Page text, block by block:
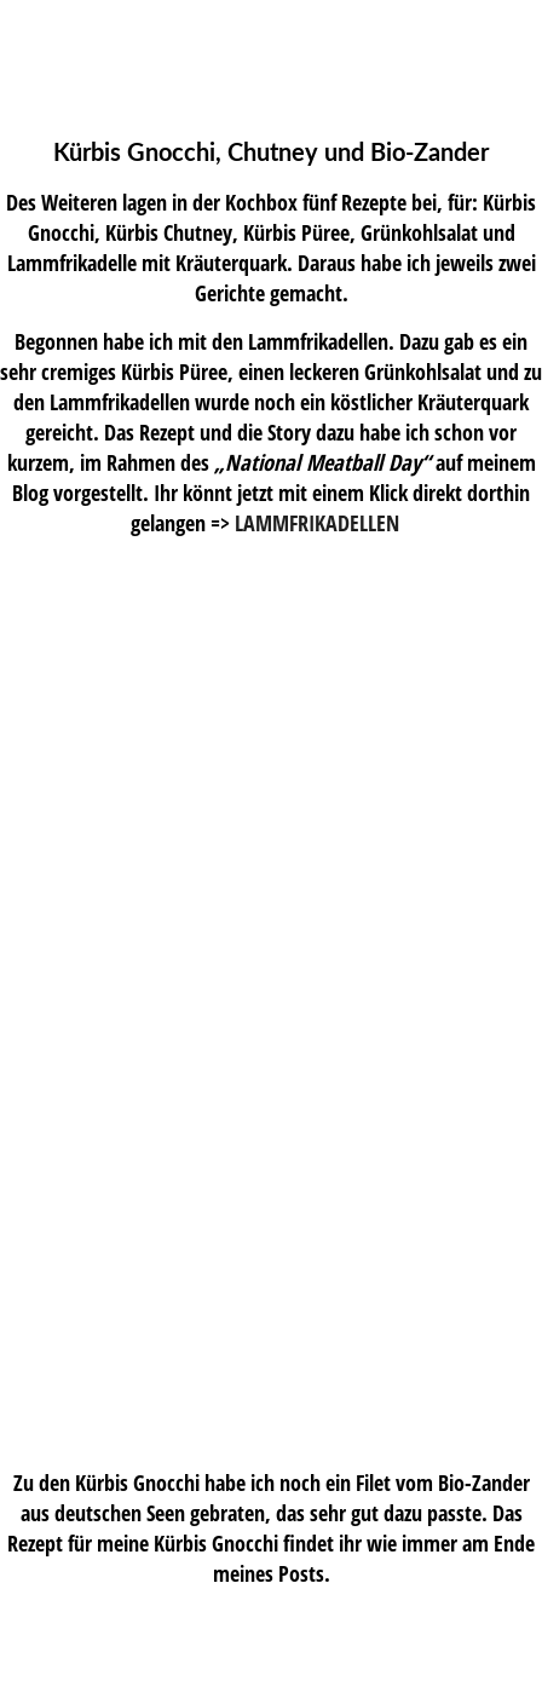
Kürbis Gnocchi, Chutney und Bio-Zander
Des Weiteren lagen in der Kochbox fünf Rezepte bei, für: Kürbis
Gnocchi, Kürbis Chutney, Kürbis Püree, Grünkohlsalat und
Lammfrikadelle mit Kräuterquark. Daraus habe ich jeweils zwei
Gerichte gemacht.
Begonnen habe ich mit den Lammfrikadellen. Dazu gab es ein
sehr cremiges Kürbis Püree, einen leckeren Grünkohlsalat und zu
den Lammfrikadellen wurde noch ein köstlicher Kräuterquark
gereicht. Das Rezept und die Story dazu habe ich schon vor
kurzem, im Rahmen des „National Meatball Day“auf meinem
Blog vorgestellt. Ihr könnt jetzt mit einem Klick direkt dorthin
gelangen => LAMMFRIKADELLEN
Zu den Kürbis Gnocchi habe ich noch ein Filet vom Bio-Zander
aus deutschen Seen gebraten, das sehr gut dazu passte. Das
Rezept für meine Kürbis Gnocchi findet ihr wie immer am Ende
meines Posts.